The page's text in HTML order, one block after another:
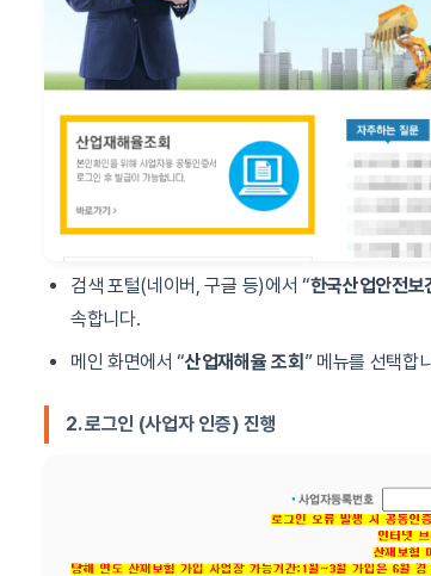
검색 포털(네이버, 구글 등)에서 “한국산업안전보
속합니다.
메인 화면에서 “산업재해율 조회 ” 메뉴를 선택합
2. 로그인 (사업자 인증) 진행